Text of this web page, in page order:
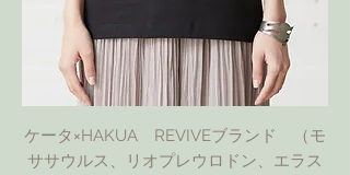
ケータ×HAKUA REVIVEブランド （モ
ササウルス、リオプレウロドン、エラス